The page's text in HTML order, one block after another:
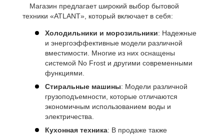
Магазин предлагает широкий выбор бытовой
техники «ATLANT», который включает в себя:
Холодильники и морозильники: Надежные
и энергоэффективные модели различной
вместимости. Многие из них оснащены
системой No Frost и другими современными
функциями.
Стиральные машины: Модели различной
грузоподъемности, которые отличаются
экономичным использованием воды и
электричества.
Кухонная техника: В продаже также